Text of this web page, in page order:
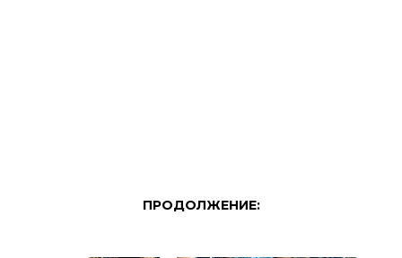
ПРОДОЛЖЕНИЕ: